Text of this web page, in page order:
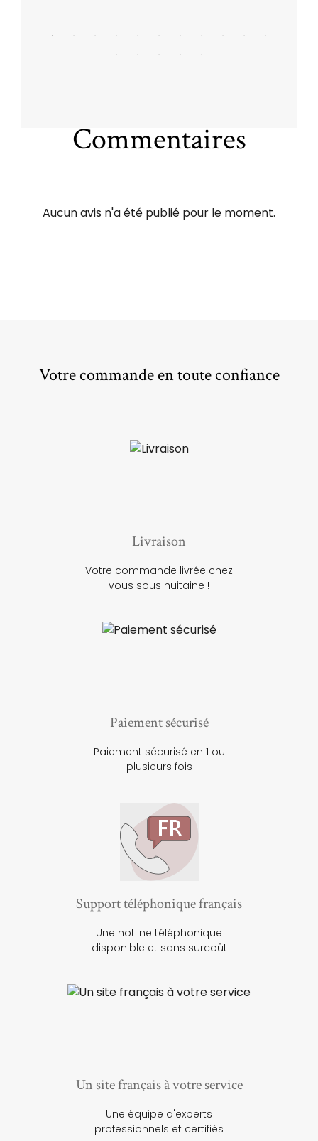
Commentaires
Aucun avis n'a été publié pour le moment.
Votre commande en toute confiance
Livraison
Votre commande livrée chez
vous sous huitaine !
Paiement sécurisé
Paiement sécurisé en 1 ou
plusieurs fois
Support téléphonique français
Une hotline téléphonique
disponible et sans surcoût
Un site français à votre service
Une équipe d'experts
professionnels et certifiés